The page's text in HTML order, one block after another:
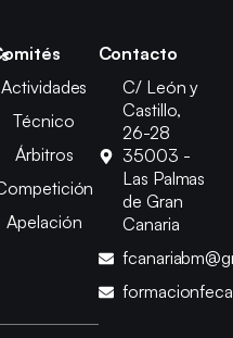
Actividades
Técnico
Árbitros
Apelación
Contacto
C/ León y
Castillo,
26-28
35003 -
Las Palmas
de Gran
Canaria